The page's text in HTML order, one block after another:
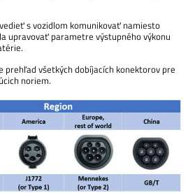
s vozidlom komunikovať namiesto
upravovať parametre výstupného výkonu
prehľad všetkých dobíjacích konektorov pre
noriem.